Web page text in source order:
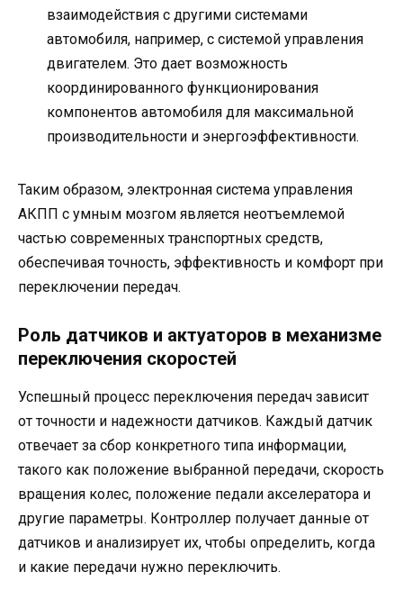
взаимодействия с другими системами
автомобиля, например, с системой управления
двигателем. Это дает возможность
координированного функционирования
компонентов автомобиля для максимальной
производительности и энергоэффективности.
Таким образом, электронная система управления
АКПП с умным мозгом является неотъемлемой
частью современных транспортных средств,
обеспечивая точность, эффективность и комфорт при
переключении передач.
Роль датчиков и актуаторов в механизме
переключения скоростей
Успешный процесс переключения передач зависит
от точности и надежности датчиков. Каждый датчик
отвечает за сбор конкретного типа информации,
такого как положение выбранной передачи, скорость
вращения колес, положение педали акселератора и
другие параметры. Контроллер получает данные от
датчиков и анализирует их, чтобы определить, когда
и какие передачи нужно переключить.